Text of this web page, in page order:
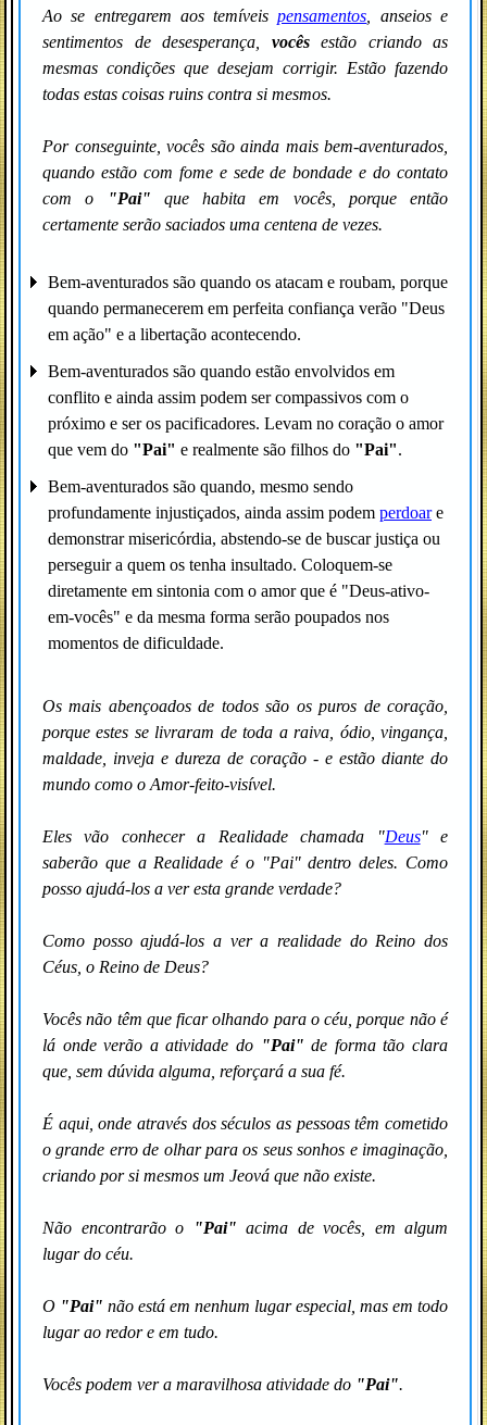
Ao se entregarem aos temíveispensamentos , anseios e
sentimentos de desesperança, vocêsestão criando as
mesmas condições que desejam corrigir. Estão fazendo
todas estas coisas ruins contra si mesmos.
Por conseguinte, vocês são ainda mais bem-aventurados,
quando estão com fome e sede de bondade e do contato
com o
"Pai" que habita em vocês, porque então
certamente serão saciados uma centena de vezes.
Bem-aventurados são quando os atacam e roubam, porque
quando permanecerem em perfeita confiança verão "Deus
em ação" e a libertação acontecendo.
Bem-aventurados são quando estão envolvidos em
conflito e ainda assim podem ser compassivos com o
próximo e ser os pacificadores. Levam no coração o amor
que vem do "Pai" e realmente são filhos do "Pai".
Bem-aventurados são quando, mesmo sendo
profundamente injustiçados, ainda assim podem perdoare
demonstrar misericórdia, abstendo-se de buscar justiça ou
perseguir a quem os tenha insultado. Coloquem-se
diretamente em sintonia com o amor que é "Deus-ativo-
em-vocês" e da mesma forma serão poupados nos
momentos de dificuldade.
Os mais abençoados de todos são os puros de coração,
porque estes se livraram de toda a raiva, ódio, vingança,
maldade, inveja e dureza de coração - e estão diante do
mundo como o Amor-feito-visível.
Eles vão conhecer a Realidadechamada "Deus" e
saberão que a Realidadeé o "Pai" dentro deles. Como
posso ajudá-los a ver esta grande verdade?
Como posso ajudá-los a ver a realidade do Reino dos
Céus, o Reino de Deus?
Vocês não têm que ficar olhando para o céu, porque não é
lá onde verão a atividade do "Pai" de forma tão clara
que, sem dúvida alguma, reforçará a sua fé.
É aqui, onde através dos séculos as pessoas têm cometido
o grande erro de olhar para os seus sonhos e imaginação,
criando por si mesmos um Jeová que não existe.
Não encontrarão o "Pai" acima de vocês, em algum
lugar do céu.
O "Pai" não está em nenhum lugar especial, mas em todo
lugar ao redor e em tudo.
Vocês podem ver a maravilhosa atividade do "Pai".